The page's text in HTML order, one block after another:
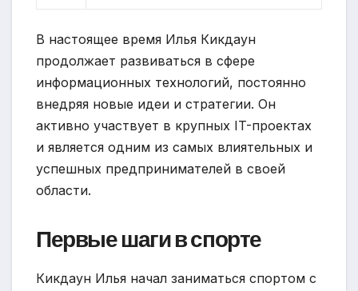
В настоящее время Илья Кикдаун
продолжает развиваться в сфере
информационных технологий, постоянно
внедряя новые идеи и стратегии. Он
активно участвует в крупных IT-проектах
и является одним из самых влиятельных и
успешных предпринимателей в своей
области.
Первые шаги в спорте
Кикдаун Илья начал заниматься спортом с